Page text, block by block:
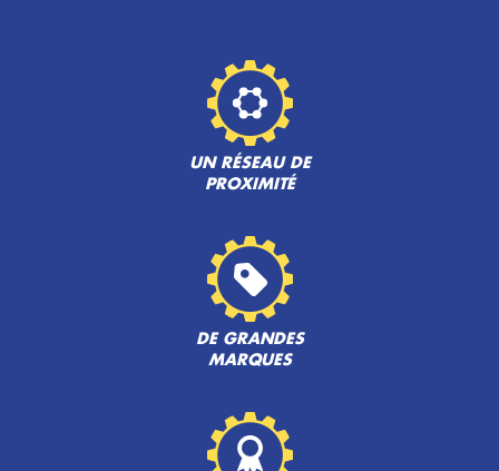
UN RÉSEAU DE
PROXIMITÉ
DE GRANDES
MARQUES